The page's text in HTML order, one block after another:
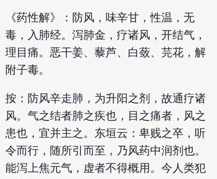
《药性解》：防风，味辛甘，性温，无
毒，入肺经。泻肺金，疗诸风，开结气，
理目痛。恶干姜、藜芦、白蔹、芫花，解
附子毒。
按：防风辛走肺，为升阳之剂，故通疗诸
风。气之结者肺之疾也，目之痛者，风之
患也，宜并主之。东垣云：卑贱之卒，听
令而行，随所引而至，乃风药中润剂也。
能泻上焦元气，虚者不得概用。今人类犯